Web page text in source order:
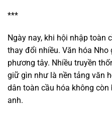
***
Ngày nay, khi hội nhập toàn
thay đổi nhiều. Văn hóa
phương tây. Nhiều truyền
giữ gìn như là nền tảng văn
dân toàn cầu hóa không
anh.